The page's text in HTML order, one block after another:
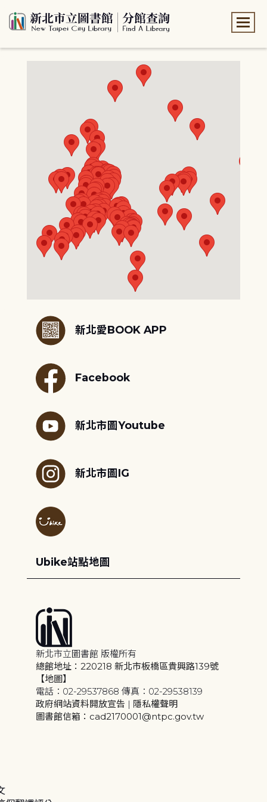
新北愛BOOK APP
Facebook
新北市圖Youtube
新北市圖IG
Ubike站點地圖
新北市立圖書館 版權所有
總館地址：220218 新北市板橋區貴興路139號
【地圖】
電話：02-29537868 傳真：02-29538139
政府網站資料開放宣告 | 隱私權聲明
圖書館信箱：cad2170001@ntpc.gov.tw